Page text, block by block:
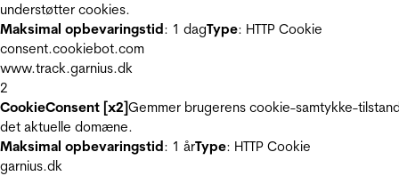
understøtter cookies.
Maksimal opbevaringstid: 1 dagType: HTTP Cookie
consent.cookiebot.com
www.track.garnius.dk
2
CookieConsent [x2]Gemmer brugerens cookie-samtykke-
det aktuelle domæne.
Maksimal opbevaringstid: 1 årType: HTTP Cookie
garnius.dk